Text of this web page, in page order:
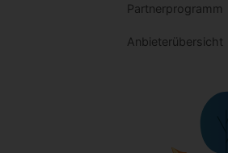
Partnerprogramm
Anbieterübersicht